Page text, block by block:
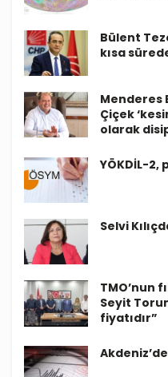
Bülent
kısa
Menderes
Çiçek
olarak
YÖKDİL-2,
Selvi
TMO’nun
Seyit
fiyatıdır”